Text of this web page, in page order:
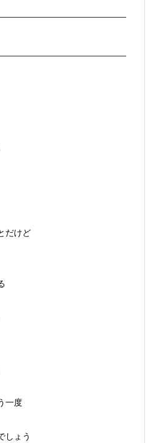
だけど
一度
しょう